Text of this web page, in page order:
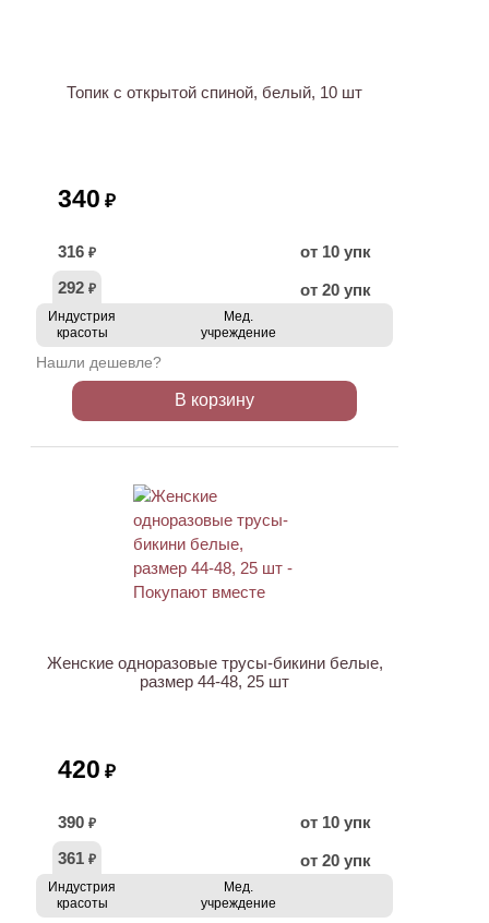
Топик с открытой спиной, белый, 10 шт
340 ₽
316 ₽
от 10 упк
292 ₽ от 20 упк
Индустрия
красоты
Мед.
учреждение
Нашли дешевле?
В корзину
Женские одноразовые трусы-бикини белые,
размер 44-48, 25 шт
420 ₽
390 ₽
от 10 упк
361 ₽ от 20 упк
Индустрия
красоты
Мед.
учреждение